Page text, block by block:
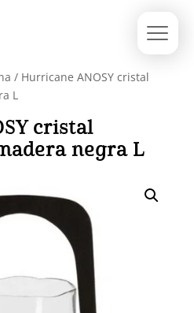
/ Hurricane ANOSY cristal
L
cristal
negra L